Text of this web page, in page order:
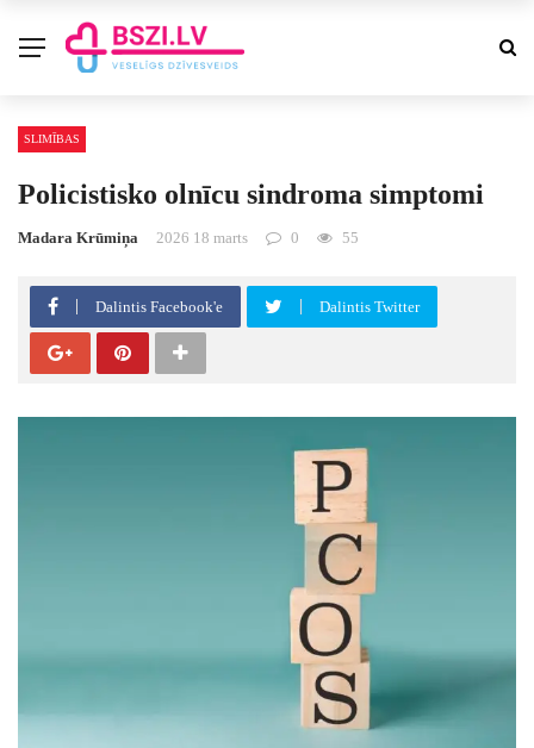
SLIMĪBAS
Policistisko olnīcu sindroma simptomi
Madara Krūmiņa 2026 18 marts 0 55
Dalintis Facebook'e Dalintis Twitter